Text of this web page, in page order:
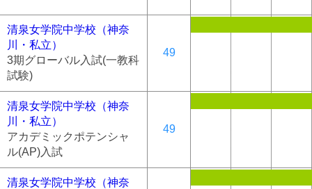
清泉女学院中学校（神奈
川・私立）
3期グローバル入試(一教科
試験)
49
清泉女学院中学校（神奈
川・私立）
アカデミックポテンシャ
ル(AP)入試
49
清泉女学院中学校（神奈